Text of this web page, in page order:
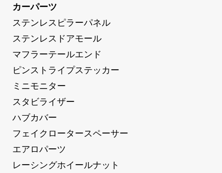
カーパーツ
ステンレスピラーパネル
ステンレスドアモール
マフラーテールエンド
ピンストライプステッカー
ミニモニター
スタビライザー
ハブカバー
フェイクロータースペーサー
エアロパーツ
レーシングホイールナット